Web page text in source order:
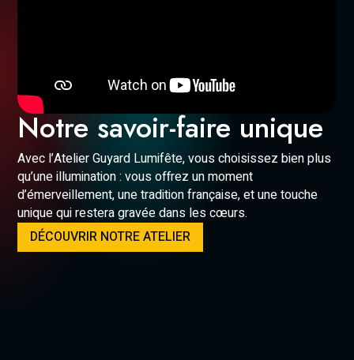
Notre savoir-faire unique
Avec l’Atelier Guyard Lumifête, vous choisissez bien plus
qu’une illumination : vous offrez un moment
d’émerveillement, une tradition française, et une touche
unique qui restera gravée dans les cœurs.
DÉCOUVRIR NOTRE ATELIER